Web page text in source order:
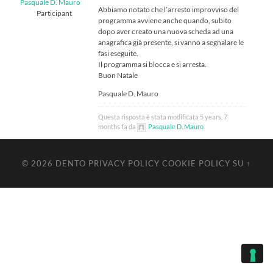
Pasquale D. Mauro
Participant
Abbiamo notato che l’arresto improvviso del
programma avviene anche quando, subito
dopo aver creato una nuova scheda ad una
anagrafica già presente, si vanno a segnalare le
fasi eseguite.
Il programma si blocca e si arresta.
Buon Natale
Pasquale D. Mauro
Questa risposta è stata modificata 5 years, 7
months fa da
Pasquale D. Mauro
© 2026 DENTO PRIVACY POLICY COOKIE POLICY SU ↑